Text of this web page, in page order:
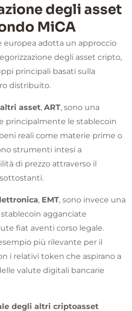
degli asset
MiCA
europea adotta un approccio
degli asset cripto,
principali basati sulla
distribuito.
asset, ART, sono una
principalmente le stablecoin
reali come materie prime o
strumenti intesi a
di prezzo attraverso il
, EMT, sono invece una
agganciate
fiat aventi corso legale.
più rilevante per il
i relativi token che aspirano a
valute digitali bancarie
degli altri criptoasset